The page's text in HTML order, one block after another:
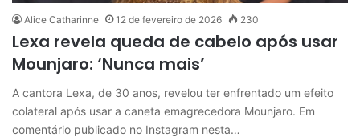
Alice Catharinne 12 de fevereiro de 2026 230
Lexa revela queda de cabelo após usar
Mounjaro: ‘Nunca mais’
A cantora Lexa, de 30 anos, revelou ter enfrentado um efeito
colateral após usar a caneta emagrecedora Mounjaro. Em
comentário publicado no Instagram nesta…